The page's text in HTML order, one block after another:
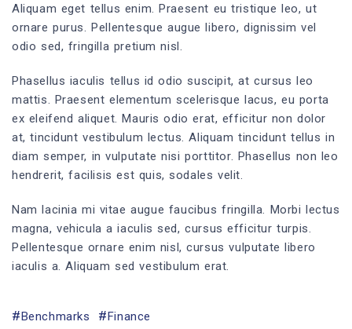
Aliquam eget tellus enim. Praesent eu tristique leo, ut
ornare purus. Pellentesque augue libero, dignissim vel
odio sed, fringilla pretium nisl.
Phasellus iaculis tellus id odio suscipit, at cursus leo
mattis. Praesent elementum scelerisque lacus, eu porta
ex eleifend aliquet. Mauris odio erat, efficitur non dolor
at, tincidunt vestibulum lectus. Aliquam tincidunt tellus in
diam semper, in vulputate nisi porttitor. Phasellus non leo
hendrerit, facilisis est quis, sodales velit.
Nam lacinia mi vitae augue faucibus fringilla. Morbi lectus
magna, vehicula a iaculis sed, cursus efficitur turpis.
Pellentesque ornare enim nisl, cursus vulputate libero
iaculis a. Aliquam sed vestibulum erat.
Benchmarks Finance